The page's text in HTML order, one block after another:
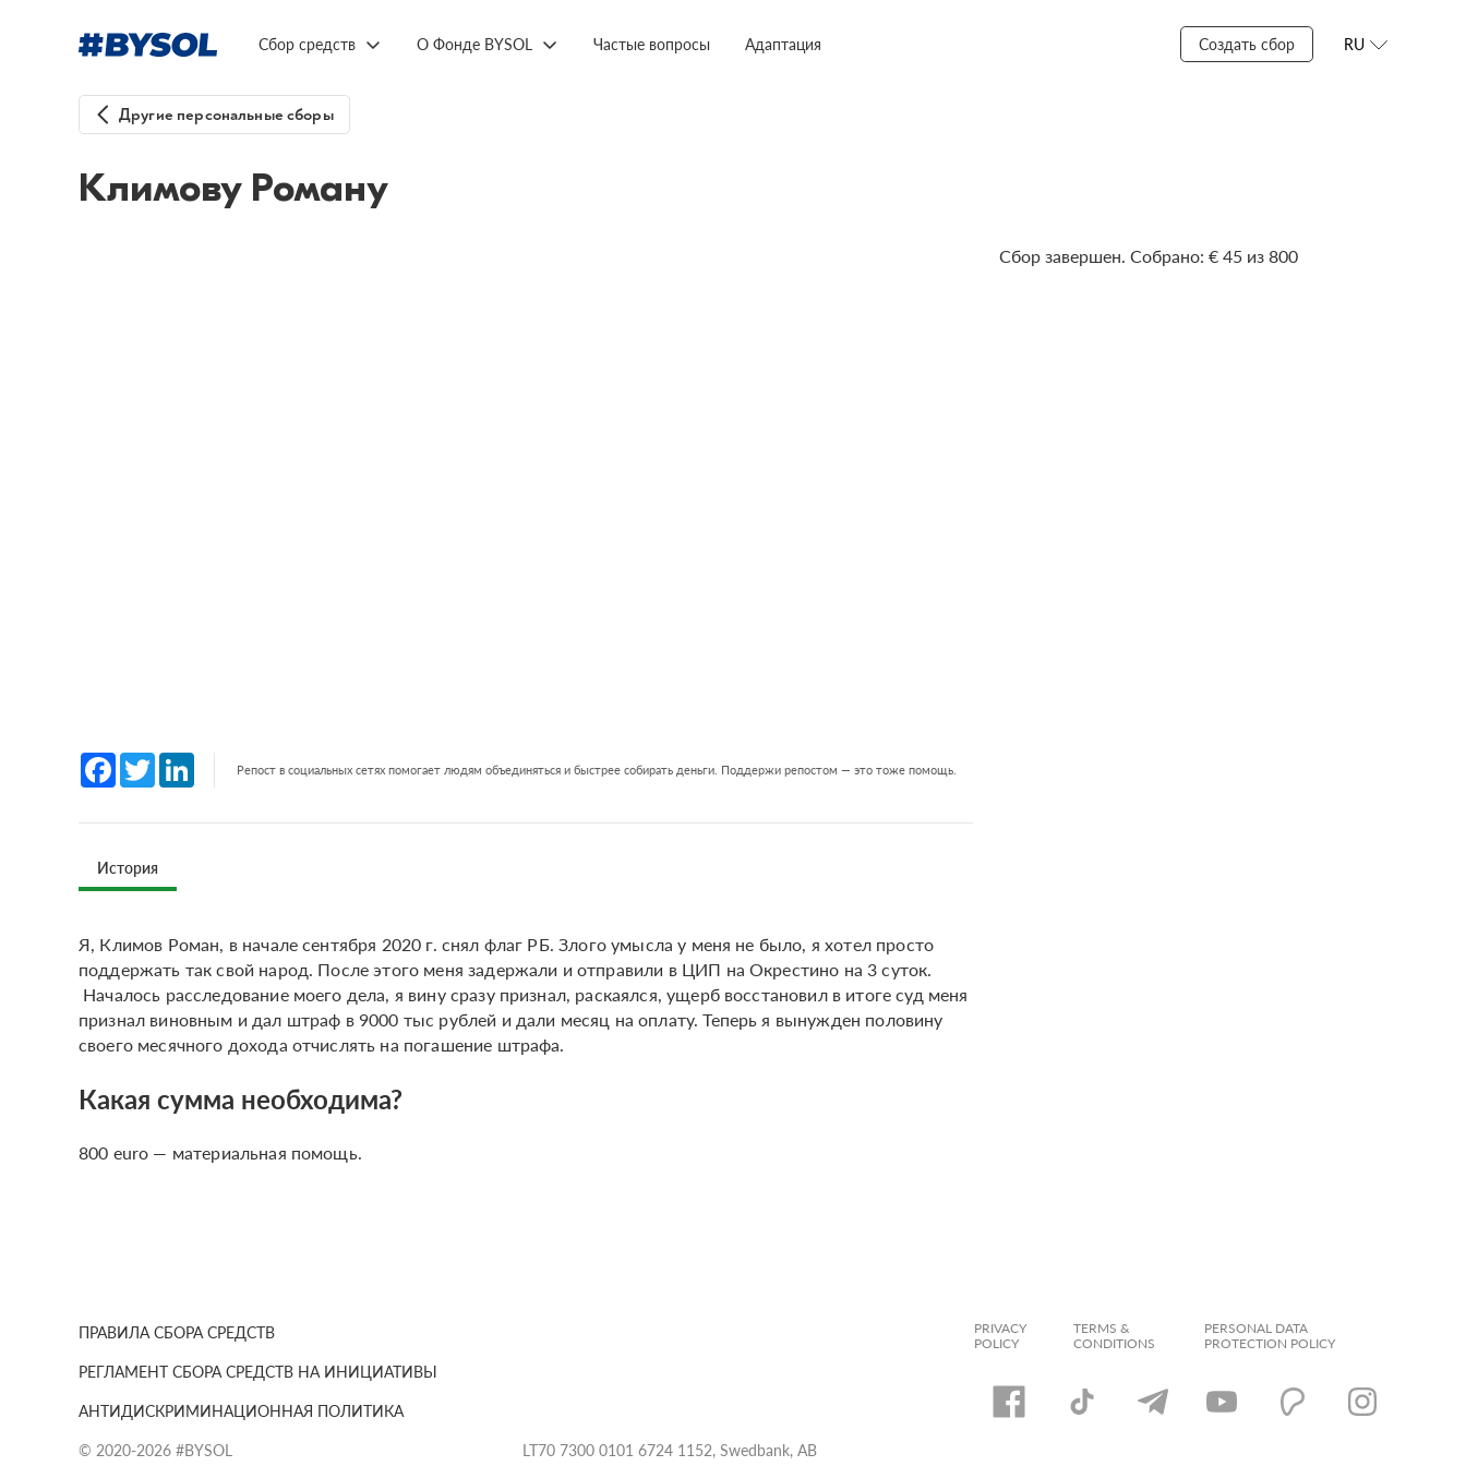
Сбор средств О Фонде BYSOL Частые вопросы Адаптация Создать сбор RU
Другие персональные сборы
Климову Роману
Facebook
Twitter LinkedInРепост в социальных сетях помогает людям объединяться и быстрее собирать деньги. Поддержи репостом — это тоже помощь.
История
Я, Климов Роман, в начале сентября 2020 г. снял флаг РБ. Злого умысла у меня не было, я хотел просто
поддержать так свой народ. После этого меня задержали и отправили в ЦИП на Окрестино на 3 суток.
Началось расследование моего дела, я вину сразу признал, раскаялся, ущерб восстановил в итоге суд меня
признал виновным и дал штраф в 9000 тыс рублей и дали месяц на оплату. Теперь я вынужден половину
своего месячного дохода отчислять на погашение штрафа.
Какая сумма необходима?
800 euro — материальная помощь.
Сбор завершен. Собрано: € 45 из 800
ПРАВИЛА СБОРА СРЕДСТВ
РЕГЛАМЕНТ СБОРА СРЕДСТВ НА ИНИЦИАТИВЫ
АНТИДИСКРИМИНАЦИОННАЯ ПОЛИТИКА
© 2020-2026 #BYSOL
LT70 7300 0101 6724 1152, Swedbank, AB
PRIVACY
POLICY
TERMS &
CONDITIONS
PERSONAL DATA
PROTECTION POLICY